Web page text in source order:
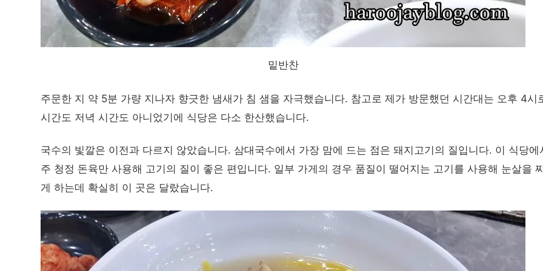
밑반찬
주문한 지 약 5분 가량 지나자 향긋한 냄새가 침 샘을 자극했습니다. 참고로 제가 방문했던 시간대는 오후 4시
시간도 저녁 시간도 아니었기에 식당은 다소 한산했습니다.
국수의 빛깔은 이전과 다르지 않았습니다. 삼대국수에서 가장 맘에 드는 점은 돼지고기의 질입니다. 이 식당에
주 청정 돈육만 사용해 고기의 질이 좋은 편입니다. 일부 가게의 경우 품질이 떨어지는 고기를 사용해 눈살을
게 하는데 확실히 이 곳은 달랐습니다.